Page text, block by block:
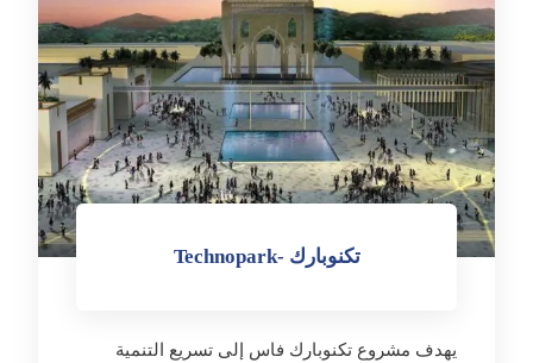
تكنوبارك -Technopark
يهدف مشروع تكنوبارك فاس إلى تسريع التنمية